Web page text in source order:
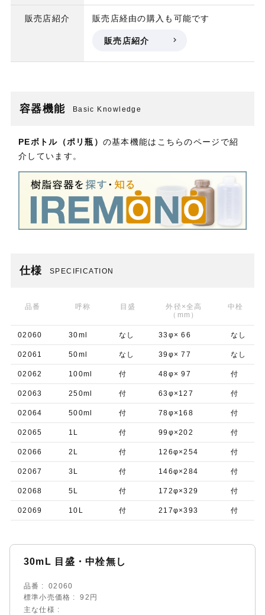
販売店紹介 販売店経由の購入も可能です
販売店紹介
容器機能 Basic Knowledge
PEボトル（ポリ瓶） の基本機能はこちらのページで紹
介しています。
仕様 SPECIFICATION
品番 呼称 目盛
外径×全高
（mm）
中栓
02060 30ml なし 33φ× 66 なし
02061 50ml なし 39φ× 77 なし
02062 100ml 付 48φ× 97 付
02063 250ml 付 63φ×127 付
02064 500ml 付 78φ×168 付
02065 1L 付 99φ×202 付
02066 2L 付 126φ×254 付
02067 3L 付 146φ×284 付
02068 5L 付 172φ×329 付
02069 10L 付 217φ×393 付
30mL 目盛・中栓無し
品番
02060
標準小売価格
92円
主な仕様